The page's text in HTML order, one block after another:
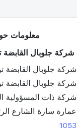
معلومات
شركة جلوبال
شركة جلوبال
شركة جلوبال
شركة ذات المسؤولية
عمارة سارة الشارع
1053